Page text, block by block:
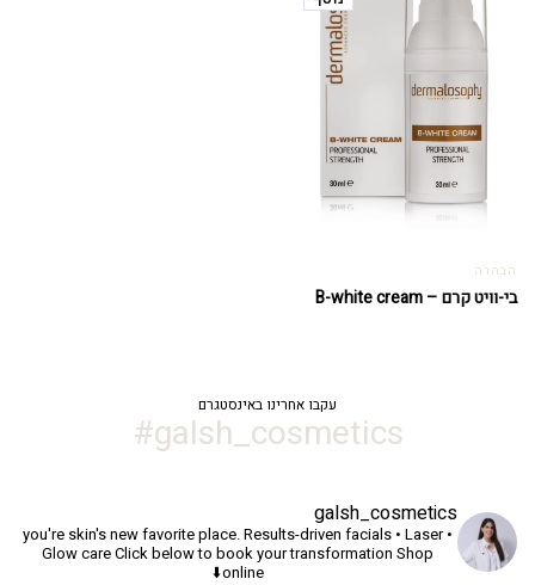
הבהרה
בי-וויט קרם – B-white cream
עקבו אחרינו באינסטגרם
galsh_cosmetics#
galsh_cosmetics
you're skin's new favorite place.Results-driven facials • Laser •
Glow careClick below to book your transformation Shop
online⬇️